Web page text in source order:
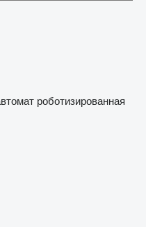
роботизированная